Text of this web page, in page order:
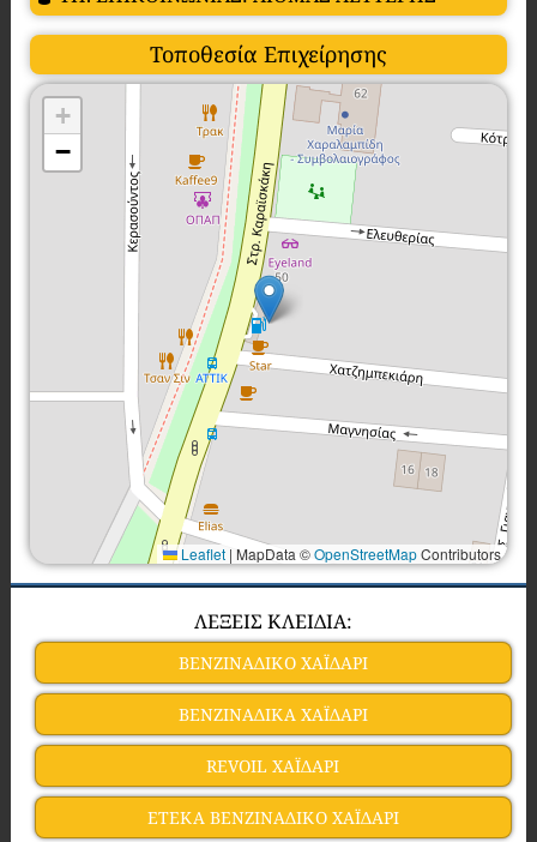
Τοποθεσία Επιχείρησης
+
−
Leaflet | MapData ©OpenStreetMapContributors
ΛΕΞΕΙΣ ΚΛΕΙΔΙΑ:
ΒΕΝΖΙΝΑΔΙΚΟ ΧΑΪΔΑΡΙ
ΒΕΝΖΙΝΑΔΙΚΑ ΧΑΪΔΑΡΙ
REVOIL ΧΑΪΔΑΡΙ
ΕΤΕΚΑ ΒΕΝΖΙΝΑΔΙΚΟ ΧΑΪΔΑΡΙ